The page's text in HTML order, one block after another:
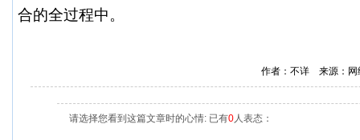
合的全过程中。
作者：不详 来源：
请选择您看到这篇文章时的心情: 已有0人表态：